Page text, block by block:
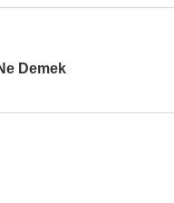
Demek